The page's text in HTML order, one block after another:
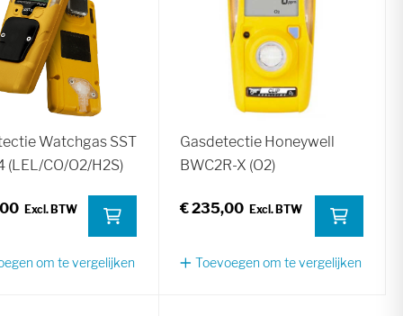
Watchgas SST
(LEL/CO/O2/H2S)
om te vergelijken
Gasdetectie Honeywell
BWC2R-X (O2)
€ 235,00
Toevoegen om te vergelijken